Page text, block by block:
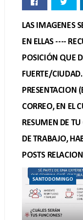
LAS IMAGENES
EN ELLAS ----
POSICIÓN QUE
FUERTE/
PRESENTACION
CORREO, EN EL
RESUMEN DE
DE TRABAJO,
POSTS
SANTODOMINGO